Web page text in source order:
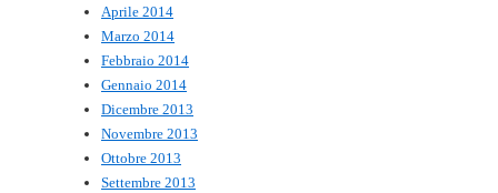
Aprile 2014
Marzo 2014
Febbraio 2014
Gennaio 2014
Dicembre 2013
Novembre 2013
Ottobre 2013
Settembre 2013